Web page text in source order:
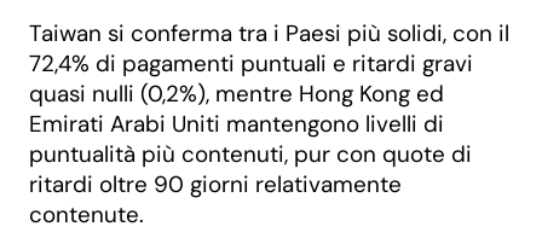
Taiwan si conferma tra i Paesi più solidi, con il
72,4% di pagamenti puntuali e ritardi gravi
quasi nulli (0,2%), mentre Hong Kong ed
Emirati Arabi Uniti mantengono livelli di
puntualità più contenuti, pur con quote di
ritardi oltre 90 giorni relativamente
contenute.